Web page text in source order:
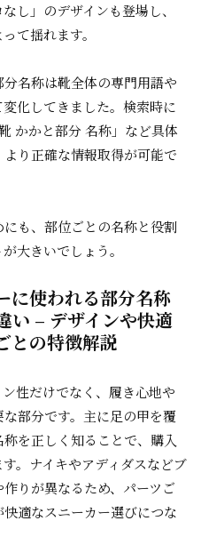
し」のデザインも登場し、
て揺れます。
名称は靴全体の専門用語や
化してきました。検索時に
かかと部分 名称」など具体
り正確な情報取得が可能で
も、部位ごとの名称と役割
大きいでしょう。
に使われる部分名称
い – デザインや快適
との特徴解説
性だけでなく、履き心地や
部分です。主に足の甲を覆
を正しく知ることで、購入
。ナイキやアディダスなどブ
りが異なるため、パーツご
適なスニーカー選びにつな